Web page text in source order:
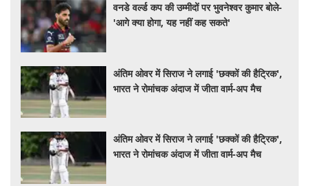
वनडे वर्ल्ड कप की उम्मीदों पर भुवनेश्वर कुमार बोले-
'आगे क्या होगा, यह नहीं कह सकते'
अंतिम ओवर में सिराज ने लगाई 'छक्कों की हैट्रिक',
भारत ने रोमांचक अंदाज में जीता वार्म-अप मैच
अंतिम ओवर में सिराज ने लगाई 'छक्कों की हैट्रिक',
भारत ने रोमांचक अंदाज में जीता वार्म-अप मैच